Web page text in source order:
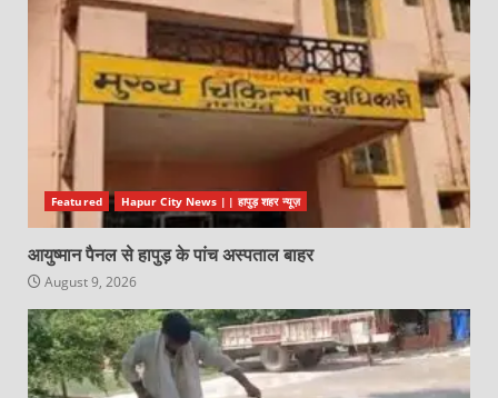
Featured Hapur City News || हापुड़ शहर न्यूज़
आयुष्मान पैनल से हापुड़ के पांच अस्पताल बाहर
August 9, 2026